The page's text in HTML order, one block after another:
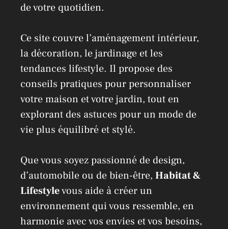
de votre quotidien.
Ce site couvre l’aménagement intérieur,
la décoration, le jardinage et les
tendances lifestyle. Il propose des
conseils pratiques pour personnaliser
votre maison et votre jardin, tout en
explorant des astuces pour un mode de
vie plus équilibré et stylé.
Que vous soyez passionné de design,
d’automobile ou de bien-être, Habitat &
Lifestylevous aide à créer un
environnement qui vous ressemble, en
harmonie avec vos envies et vos besoins,